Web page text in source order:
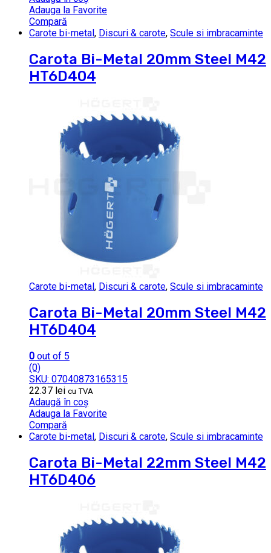
Adauga la Favorite
Compară
Carote bi-metal , Discuri & carote, Scule si imbracaminte
Carota Bi-Metal 20mm Steel M42
HT6D404
Carote bi-metal , Discuri & carote, Scule si imbracaminte
Carota Bi-Metal 20mm Steel M42
HT6D404
0 out of 5
(0)
SKU: 07040873165315
22.37 lei cu TVA
Adaugă în coș
Adauga la Favorite
Compară
Carote bi-metal, Discuri & carote, Scule si imbracaminte
Carota Bi-Metal 22mm Steel M42
HT6D406